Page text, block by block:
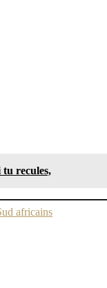
tu recules,